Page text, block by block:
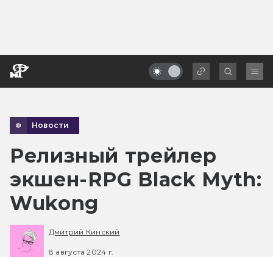
Новости
Релизный трейлер
экшен-RPG Black Myth:
Wukong
Дмитрий Кинский
8 августа 2024 г.